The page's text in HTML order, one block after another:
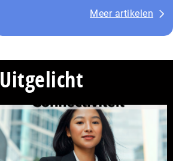
Meer artikelen
Uitgelicht